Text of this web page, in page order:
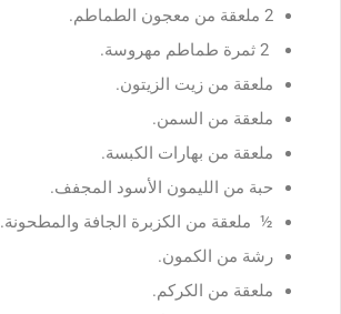
2 ملعقة من معجون الطماطم.
ملعقة من زيت الزيتون.
ملعقة من السمن.
ملعقة من بهارات الكبسة.
حبة من الليمون الأسود المجفف.
½ ملعقة من الكزبرة الجافة والمطحونة.
رشة من الكمون.
ملعقة من الكركم.